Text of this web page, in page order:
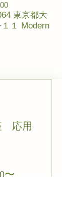
東京都大
１ Modern
応用
〜